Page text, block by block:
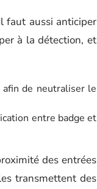
faut aussi anticiper
à la détection, et
de neutraliser le
entre badge et
des entrées
transmettent des